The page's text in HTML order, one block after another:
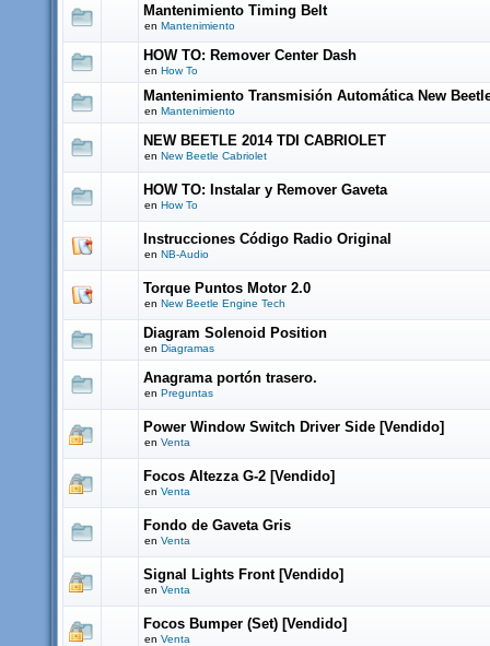
Mantenimiento Timing Belt
en Mantenimiento
HOW TO: Remover Center Dash
en How To
Mantenimiento Transmisión Automática New
en Mantenimiento
NEW BEETLE 2014 TDI CABRIOLET
en New Beetle Cabriolet
HOW TO: Instalar y Remover Gaveta
en How To
Instrucciones Código Radio Original
en NB-Audio
Torque Puntos Motor 2.0
en New Beetle Engine Tech
Diagram Solenoid Position
en Diagramas
Anagrama portón trasero.
en Preguntas
Power Window Switch Driver Side [Vendido]
en Venta
Focos Altezza G-2 [Vendido]
en Venta
Fondo de Gaveta Gris
en Venta
Signal Lights Front [Vendido]
en Venta
Focos Bumper (Set) [Vendido]
en Venta